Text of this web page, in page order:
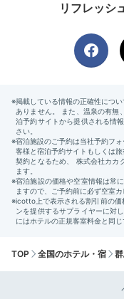
07:00
ゆったり朝風
朝も過ごし方
リフレッシ
TOP 全国のホテル・宿